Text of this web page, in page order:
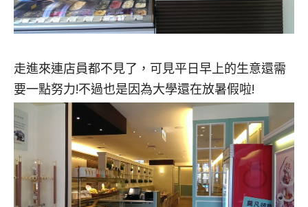
走進來連店員都不見了，可見平日早上的生意還需
要一點努力!不過也是因為大學還在放暑假啦!